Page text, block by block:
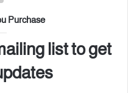
يحتضن الطاقات الواعدة في
ترتكز على الإبداع، القيادة،
Purchase
list to get